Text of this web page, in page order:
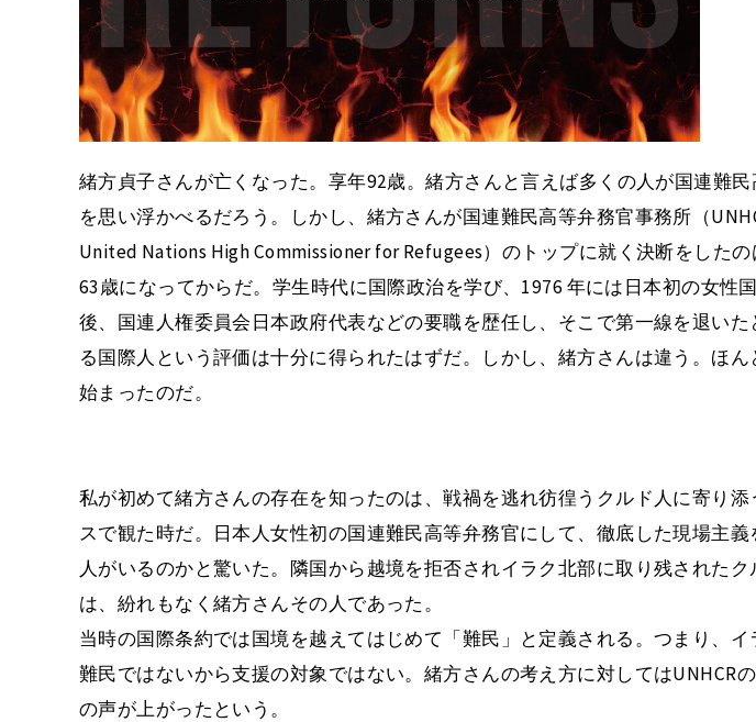
緒方貞子さんが亡くなった。享年92歳。緒方さんと言えば多くの人が国連難
を思い浮かべるだろう。しかし、緒方さんが国連難民高等弁務官事務所（
United Nations High Commissioner for Refugees）のトップに就く決断をした
63歳になってからだ。学生時代に国際政治を学び、1976 年には日本初の女性
後、国連人権委員会日本政府代表などの要職を歴任し、そこで第一線を退い
る国際人という評価は十分に得られたはずだ。しかし、緒方さんは違う。ほ
始まったのだ。
私が初めて緒方さんの存在を知ったのは、戦禍を逃れ彷徨うクルド人に寄り
スで観た時だ。日本人女性初の国連難民高等弁務官にして、徹底した現場主
人がいるのかと驚いた。隣国から越境を拒否されイラク北部に取り残された
は、紛れもなく緒方さんその人であった。
当時の国際条約では国境を越えてはじめて「難民」と定義される。つまり、イ
難民ではないから支援の対象ではない。緒方さんの考え方に対してはUNHCR
の声が上がったという。